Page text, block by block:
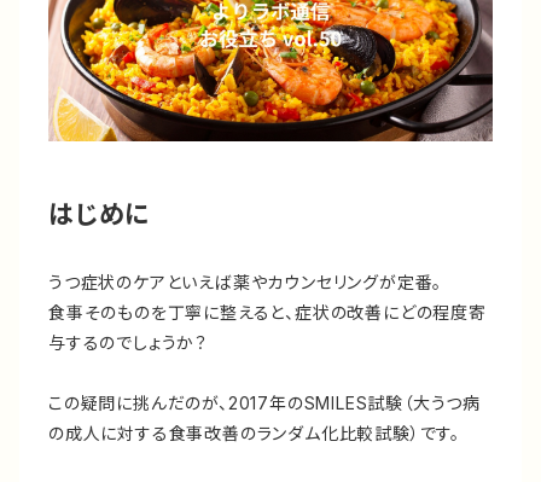
はじめに
うつ症状のケアといえば薬やカウンセリングが定番。
食事そのものを丁寧に整えると、症状の改善にどの程度寄
与するのでしょうか？
この疑問に挑んだのが、2017年のSMILES試験（大うつ病
の成人に対する食事改善のランダム化比較試験）です。